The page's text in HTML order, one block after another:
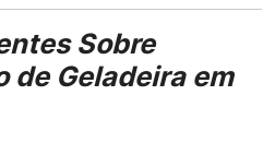
Sobre
de Geladeira em